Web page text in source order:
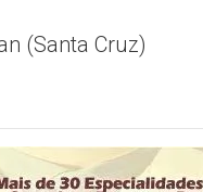
(Santa Cruz)